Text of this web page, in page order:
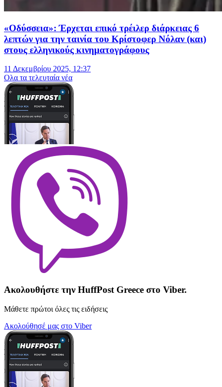
«Οδύσσεια»: Έρχεται επικό τρέιλερ διάρκειας 6
λεπτών για την ταινία του Κρίστοφερ Νόλαν (και)
στους ελληνικούς κινηματογράφους
11 Δεκεμβρίου 2025, 12:37
Oλα τα τελευταία νέα
Ακολουθήστε την HuffPost Greece στο Viber.
Μάθετε πρώτοι όλες τις ειδήσεις
Ακολούθησέ μας στο Viber